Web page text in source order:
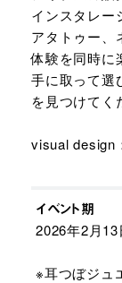
インスタレー
アタトゥー、
体験を同時に
手に取って選
を見つけてく
visual design
イベント期
2026年2月
※耳つぼジュ